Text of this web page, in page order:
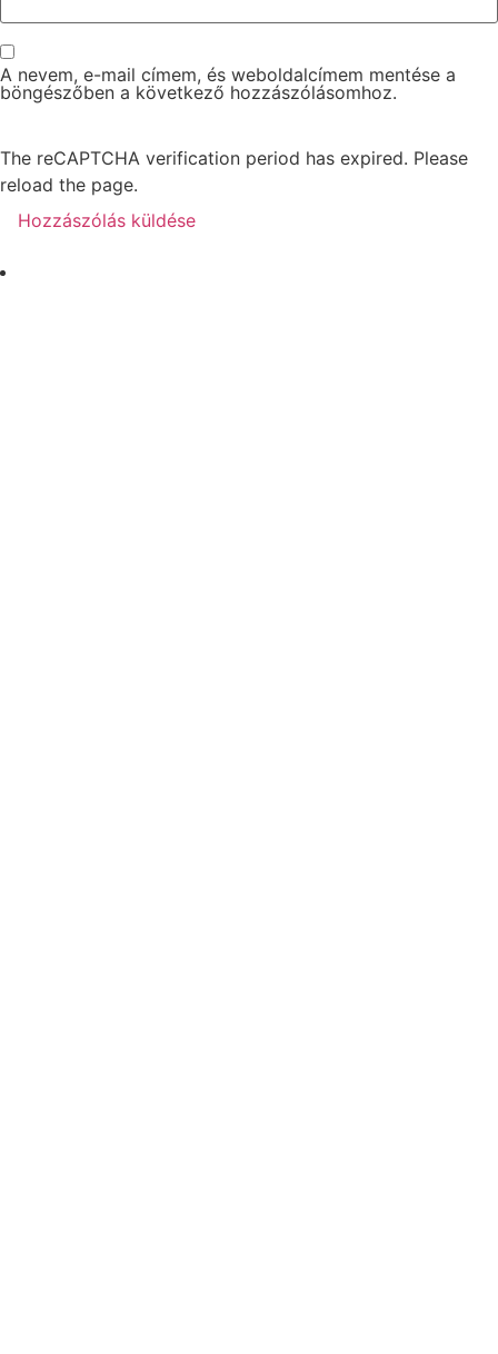
A nevem, e-mail címem, és weboldalcímem mentése a
böngészőben a következő hozzászólásomhoz.
The reCAPTCHA verification period has expired. Please
reload the page.